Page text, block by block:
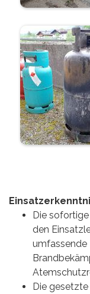
Die
den
umfassende
Die